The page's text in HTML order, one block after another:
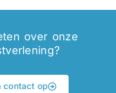
over onze
contact op